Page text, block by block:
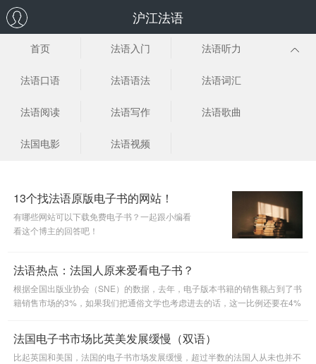
沪江法语
首页 法语入门 法语听力
法语口语 法语语法 法语词汇
法语阅读 法语写作 法语歌曲
法国电影 法语视频
13个找法语原版电子书的网站！
有哪些网站可以下载免费电子书？一起跟小编看
看这个博主的回答吧！
法语热点：法国人原来爱看电子书？
根据全国出版业协会（SNE）的数据，去年，电子版本书籍的销售额占到了书
籍销售市场的3%，如果我们把通俗文学也考虑进去的话，这一比例还要在4%
法国电子书市场比英美发展缓慢（双语）
比起英国和美国，法国的电子书市场发展缓慢，超过半数的法国人从未也并不